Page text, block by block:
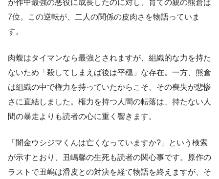
が作中最強の悪役に成長したのに対し、育ての親の熊倉は
7位。この逆転が、二人の関係の皮肉さを物語っていま
す。
肉蝮はタイマンなら最強とされますが、組織的な力を持た
ないため「殺してしまえば後は平穏」な存在。一方、熊倉
は組織の中で権力を持っていたからこそ、その喪失が悲惨
さに直結しました。権力を持つ人間の転落は、持たない人
間の暴走よりも読者の心に重く響きます。
「闇金ウシジマくんは亡くなっていますか?」という検索
が示すとおり、丑嶋馨の生死も読者の関心事です。原作の
ラストで丑嶋は滑皮との対決を経て物語を終えますが、そ